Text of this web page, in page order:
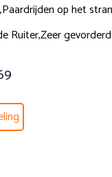
Paardrijden op het
Ruiter,Zeer